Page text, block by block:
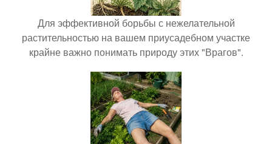
Для эффективной борьбы с нежелательной
растительностью на вашем приусадебном участке
крайне важно понимать природу этих "Врагов".